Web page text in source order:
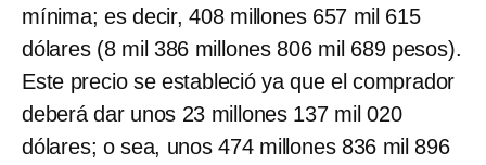
mínima; es decir, 408 millones 657 mil 615
dólares (8 mil 386 millones 806 mil 689 pesos).
Este precio se estableció ya que el comprador
deberá dar unos 23 millones 137 mil 020
dólares; o sea, unos 474 millones 836 mil 896